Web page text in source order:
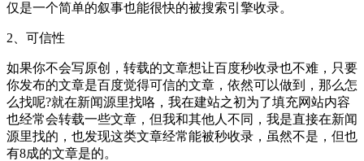
仅是一个简单的叙事也能很快的被搜索引擎收录。
2、可信性
如果你不会写原创，转载的文章想让百度秒收录也不难，只要
你发布的文章是百度觉得可信的文章，依然可以做到，那么怎
么找呢?就在新闻源里找咯，我在建站之初为了填充网站内容
也经常会转载一些文章，但我和其他人不同，我是直接在新闻
源里找的，也发现这类文章经常能被秒收录，虽然不是，但也
有8成的文章是的。